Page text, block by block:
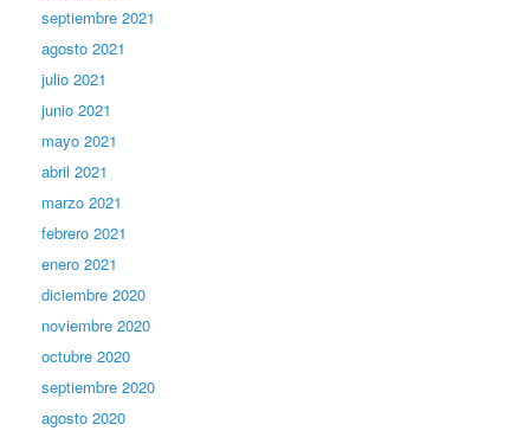
septiembre 2021
agosto 2021
julio 2021
junio 2021
mayo 2021
abril 2021
marzo 2021
febrero 2021
enero 2021
diciembre 2020
noviembre 2020
octubre 2020
septiembre 2020
agosto 2020